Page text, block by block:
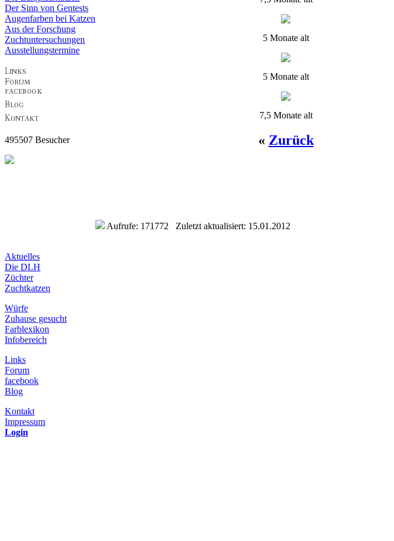
Der Sinn von Gentests
Augenfarben bei Katzen
Aus der Forschung
Zuchtuntersuchungen
Ausstellungstermine
495507 Besucher
5 Monate alt
5 Monate alt
7,5 Monate alt
« Zurück
Aufrufe: 171772 Zuletzt aktualisiert: 15.01.2012
Aktuelles
Die DLH
Züchter
Zuchtkatzen
Würfe
Zuhause gesucht
Farblexikon
Infobereich
Links
Forum
facebook
Blog
Kontakt
Impressum
Login